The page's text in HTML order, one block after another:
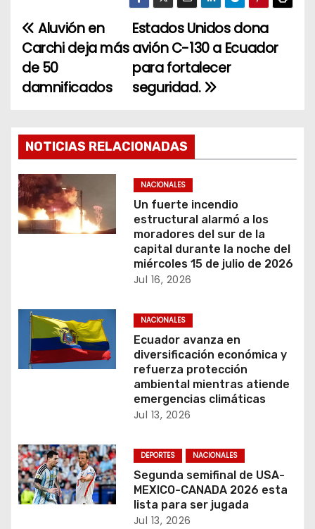
N
a
v
g
a
c
i
d
e
t
r
a
Estados Unidos dona
avión C-130 a Ecuador
para fortalecer
seguridad.
Aluvión en
Carchi deja más
de 50
damnificados
NOTICIAS RELACIONADAS
NACIONALES
Un fuerte incendio
estructural alarmó a los
moradores del sur de la
capital durante la noche del
miércoles 15 de julio de 2026
Jul 16, 2026
NACIONALES
Ecuador avanza en
diversificación económica y
refuerza protección
ambiental mientras atiende
emergencias climáticas
Jul 13, 2026
DEPORTES NACIONALES
Segunda semifinal de USA-
MEXICO-CANADA 2026 esta
lista para ser jugada
Jul 13, 2026